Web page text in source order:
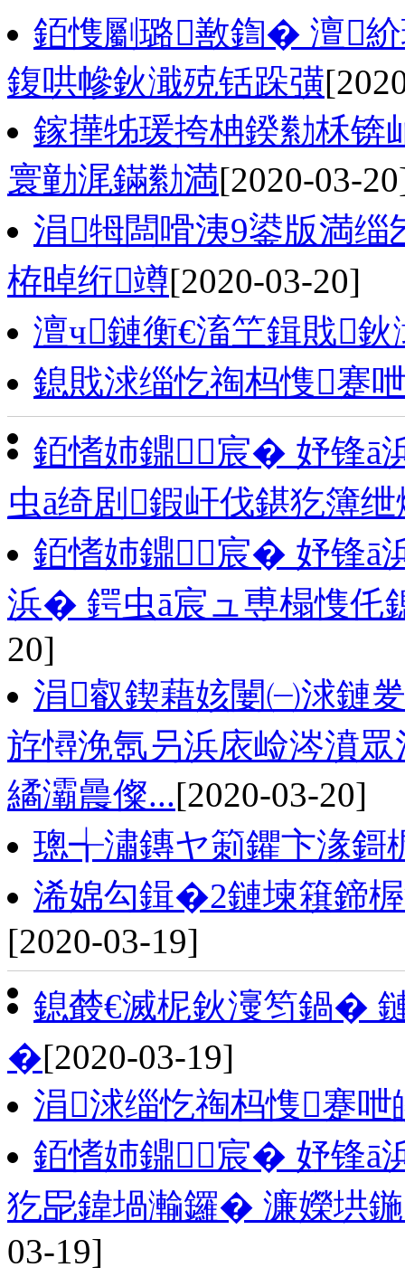
銆愯劚璐敾鍧� 澶
鍑哄幓鈥濈殑铦跺彉
鎵撶牬瑗挎柟鍨勬柇锛
寰勭浘鏋勬満[2020-03-
涓牳闆嗗洟9鍙版満
栫晫绗竴[2020-03-20]
澶ч鏈衡€滀笁鍓戝
鎴戝浗缁忔祹杩愯蹇
銆愭姉鐤宸� 妤锋ā
虫ā绮剧鍜屽伐鍖犵簿
銆愭姉鐤宸� 妤锋ā
浜� 鍔虫ā宸ュ尃榻愯仛
20]
涓叡鍥藉姟闄㈠浗鏈
斿憳浼氬叧浜庡崄涔濆
繘灞曟儏...[2020-03-20]
璁╅潚鏄ヤ箣鑺卞湪鎶
浠婂勾鍓�2鏈堜簯鍗
[2020-03-19]
鎴樷€滅柅鈥濅笉鍋�
�[2020-03-19]
涓浗缁忔祹杩愯蹇
銆愭姉鐤宸� 妤锋ā
犵巼鍏堝瀭鑼� 濂嬫垬
03-19]